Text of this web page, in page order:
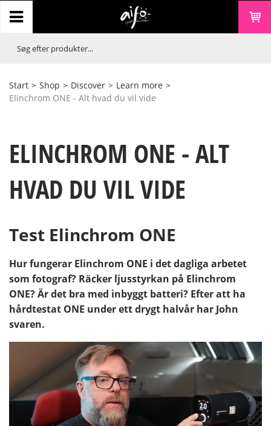
Start > Shop > Discover > Learn more >
Elinchrom ONE - Alt hvad du vil vide
ELINCHROM ONE - ALT
HVAD DU VIL VIDE
Test Elinchrom ONE
Hur fungerar Elinchrom ONE i det dagliga arbetet
som fotograf? Räcker ljusstyrkan på Elinchrom
ONE? Är det bra med inbyggt batteri? Efter att ha
hårdtestat ONE under ett drygt halvår har John
svaren.